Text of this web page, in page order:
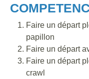
Faire un départ
papillon
Faire un départ
Faire un départ
crawl